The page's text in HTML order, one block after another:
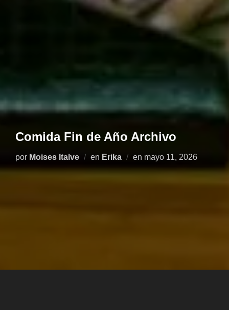
Comida Fin de Año Archivo
por Moises Italve en Erika en Publicado
el
mayo 11, 2026